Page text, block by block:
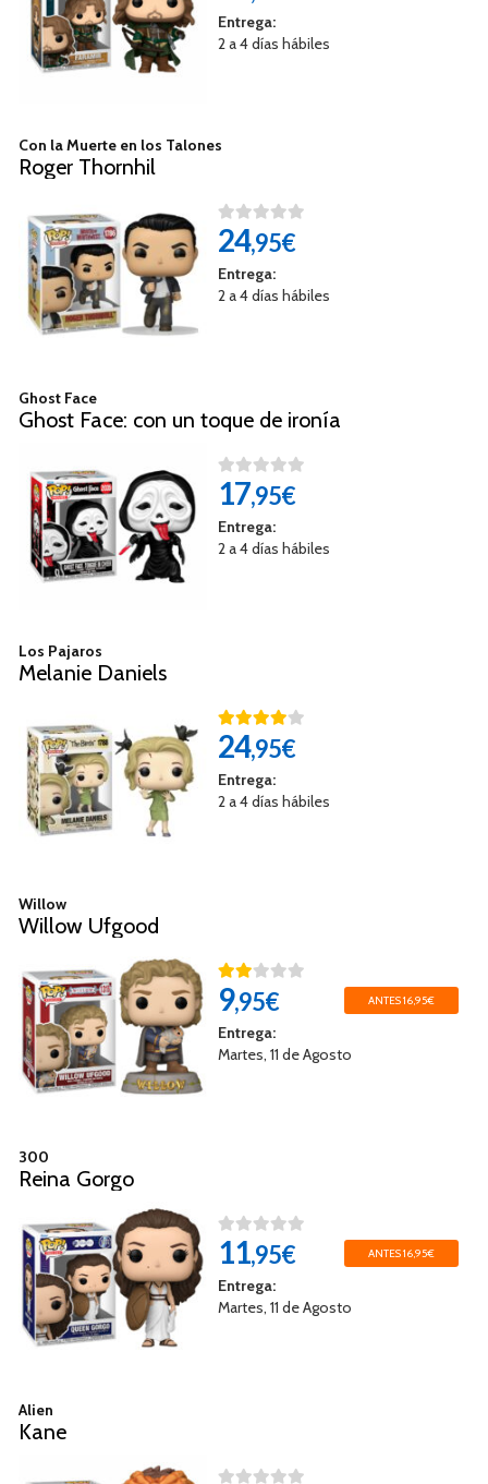
Entrega:
2 a 4 días hábiles
Con la Muerte en los Talones
Roger Thornhil
24,95€
Entrega:
2 a 4 días hábiles
Ghost Face
Ghost Face: con un toque de ironía
17,95€
Entrega:
2 a 4 días hábiles
Los Pajaros
Melanie Daniels
24,95€
Entrega:
2 a 4 días hábiles
Willow
Willow Ufgood
9,95€ ANTES 16,95€
Entrega:
Martes, 11 de Agosto
300
Reina Gorgo
11,95€ ANTES 16,95€
Entrega:
Martes, 11 de Agosto
Alien
Kane